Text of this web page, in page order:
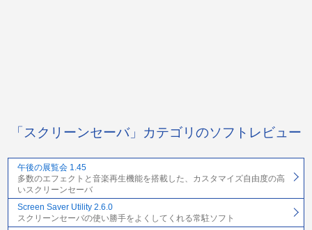
「スクリーンセーバ」カテゴリのソフトレビュー
午後の展覧会 1.45
多数のエフェクトと音楽再生機能を搭載した、カスタマイズ自由度の高
いスクリーンセーバ
Screen Saver Utility 2.6.0
スクリーンセーバの使い勝手をよくしてくれる常駐ソフト